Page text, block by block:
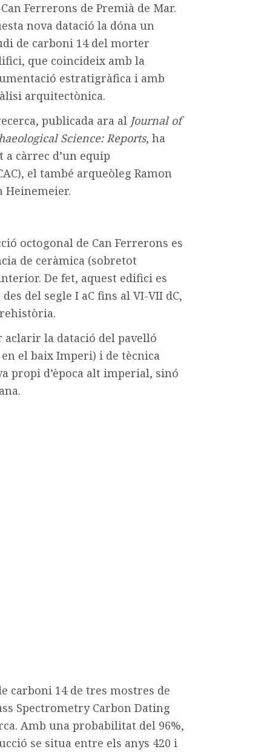
Ferrerons de Premià de Mar.
nova datació la dóna un
de carboni 14 del morter
que coincideix amb la
estratigràfica i amb
arquitectònica.
publicada ara al Journal of
Science: Reports, ha
a càrrec d’un equip
el també arqueòleg Ramon
Heinemeier.
octogonal de Can Ferrerons es
de ceràmica (sobretot
De fet, aquest edifici es
del segle I aC fins al VI-VII dC,
aclarir la datació del pavelló
el baix Imperi) i de tècnica
propi d’època alt imperial, sinó
carboni 14 de tres mostres de
Spectrometry Carbon Dating
Amb una probabilitat del 96%,
se situa entre els anys 420 i